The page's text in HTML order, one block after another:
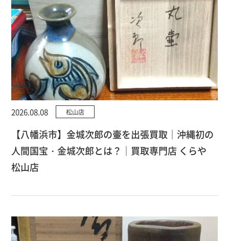
2026.08.08 松山店
【八幡浜市】金城次郎の壷を出張買取｜沖縄初の
人間国宝・金城次郎とは？｜買取専門店 くらや
松山店